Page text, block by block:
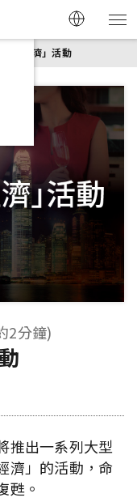
「夜經濟」活動
2分鐘)
推出一系列大型
濟」的活動，命
甦。